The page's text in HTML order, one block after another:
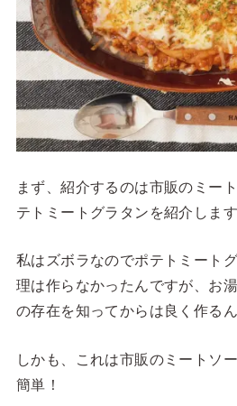
まず、紹介するのは市販のミー
テトミートグラタンを紹介します
私はズボラなのでポテトミート
理は作らなかったんですが、お
の存在を知ってからは良く作るん
しかも、これは市販のミートソ
簡単！